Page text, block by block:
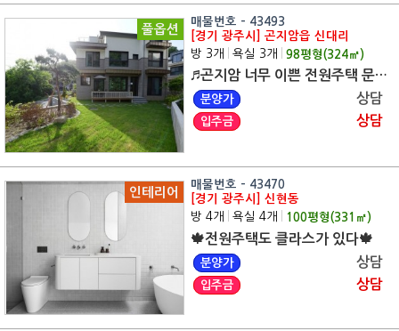
풀옵션
매물번호 - 43493
[경기 광주시] 곤지암읍 신대리
방 3개
욕실 3개 98평형(324㎡)
♬곤지암 너무 이쁜 전원주택 문의하세요♬ 전 지역 무료 맞춤 상담
분양가 상담
입주금 상담
인테리어
매물번호 - 43470
[경기 광주시] 신현동
방 4개
욕실 4개 100평형(331 ㎡)
🍁전원주택도 클라스가 있다🍁
분양가 상담
입주금 상담